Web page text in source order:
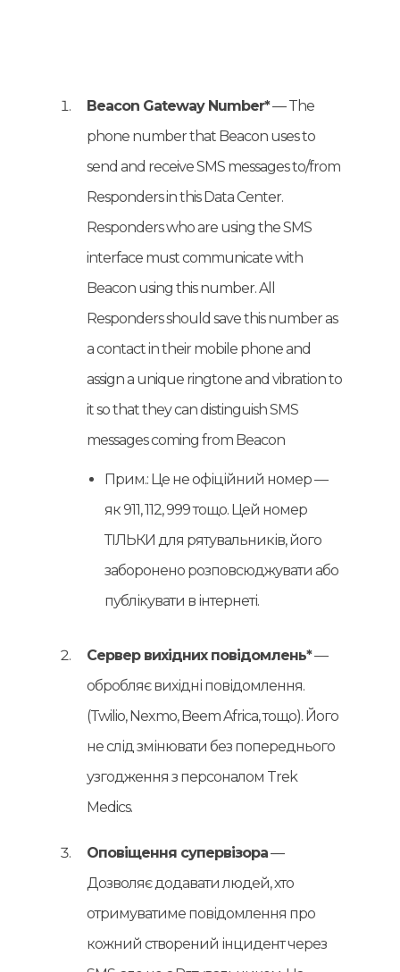
Beacon Gateway Number*— The
phone number that Beacon uses to
send and receive SMS messages to/from
Responders in this Data Center.
Responders who are using the SMS
interface must communicate with
Beacon using this number. All
Responders should save this number as
a contact in their mobile phone and
assign a unique ringtone and vibration to
it so that they can distinguish SMS
messages coming from Beacon
Прим.: Це не офіційний номер —
як 911, 112, 999 тощо. Цей номер
ТІЛЬКИ для рятувальників, його
заборонено розповсюджувати або
публікувати в інтернеті.
Сервер вихідних повідомлень*—
обробляє вихідні повідомлення.
(Twilio, Nexmo, Beem Africa, тощо). Його
не слід змінювати без попереднього
узгодження з персоналом Trek
Medics.
Оповіщення супервізора—
Дозволяє додавати людей, хто
отримуватиме повідомлення про
кожний створений інцидент через